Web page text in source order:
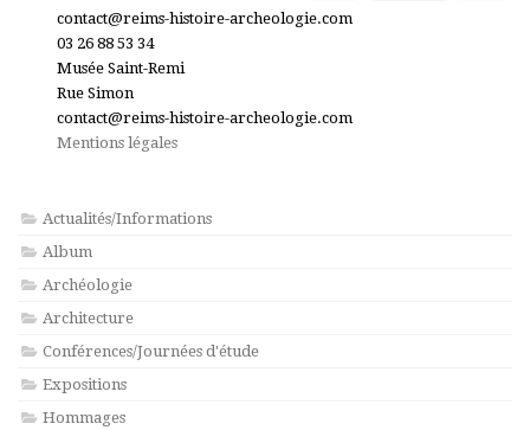
contact@reims-histoire-archeologie.com
03 26 88 53 34
Musée Saint-Remi
Rue Simon
contact@reims-histoire-archeologie.com
Mentions légales
Actualités/Informations
Album
Archéologie
Architecture
Conférences/Journées d'étude
Expositions
Hommages